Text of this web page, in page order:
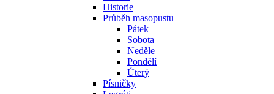
Historie
Průběh masopustu
Pátek
Sobota
Neděle
Pondělí
Úterý
Písničky